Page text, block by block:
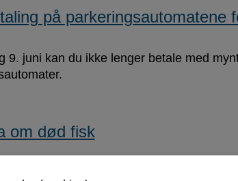
på parkeringsautomatene
9. juni kan du ikke lenger betale med
om død fisk